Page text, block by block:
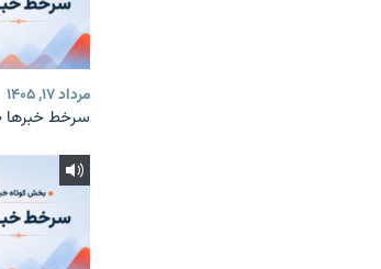
مرداد ۱۷, ۱۴۰۵
سرخط خبرها ۳:۰۰